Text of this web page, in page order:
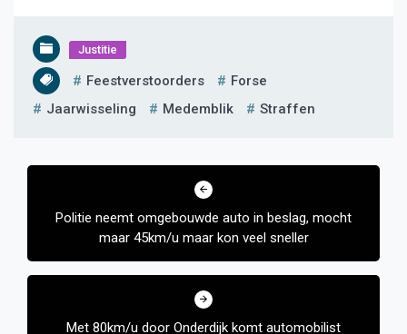
Justitie
Feestverstoorders
Forse
Jaarwisseling
Medemblik Straffen
Bericht
Politie neemt omgebouwde auto in beslag, mocht
maar 45km/u maar kon veel sneller
Met 80km/u door Onderdijk komt automobilist